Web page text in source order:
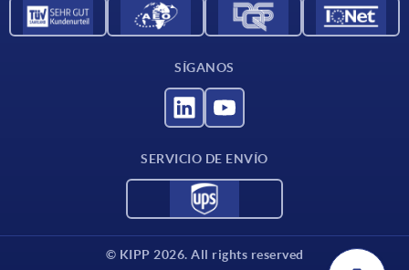
SÍGANOS
SERVICIO DE ENVÍO
© KIPP 2026. All rights reserved